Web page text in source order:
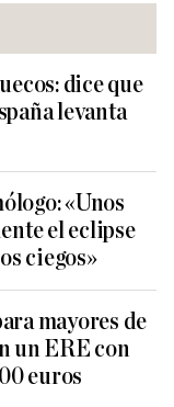
dice que
levanta
«Unos
el eclipse
ciegos»
mayores de
un ERE con
euros